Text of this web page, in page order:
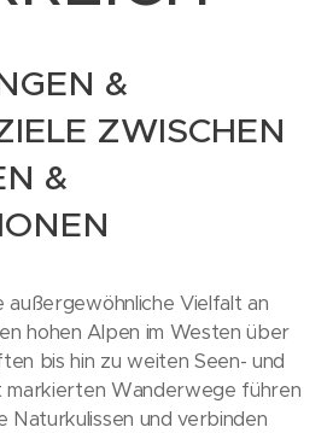
&
ZWISCHEN
&
Vielfalt an
hohen Alpen im Westen über
bis hin zu weiten Seen- und
markierten Wanderwege führen
Naturkulissen und verbinden